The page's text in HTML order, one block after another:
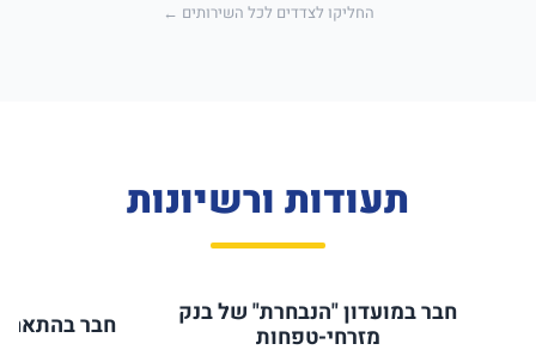
החליקו לצדדים לכל השירותים ←
תעודות ורשיונות
חבר במועדון "הנבחרת" של בנק
מזרחי-טפחות חבר